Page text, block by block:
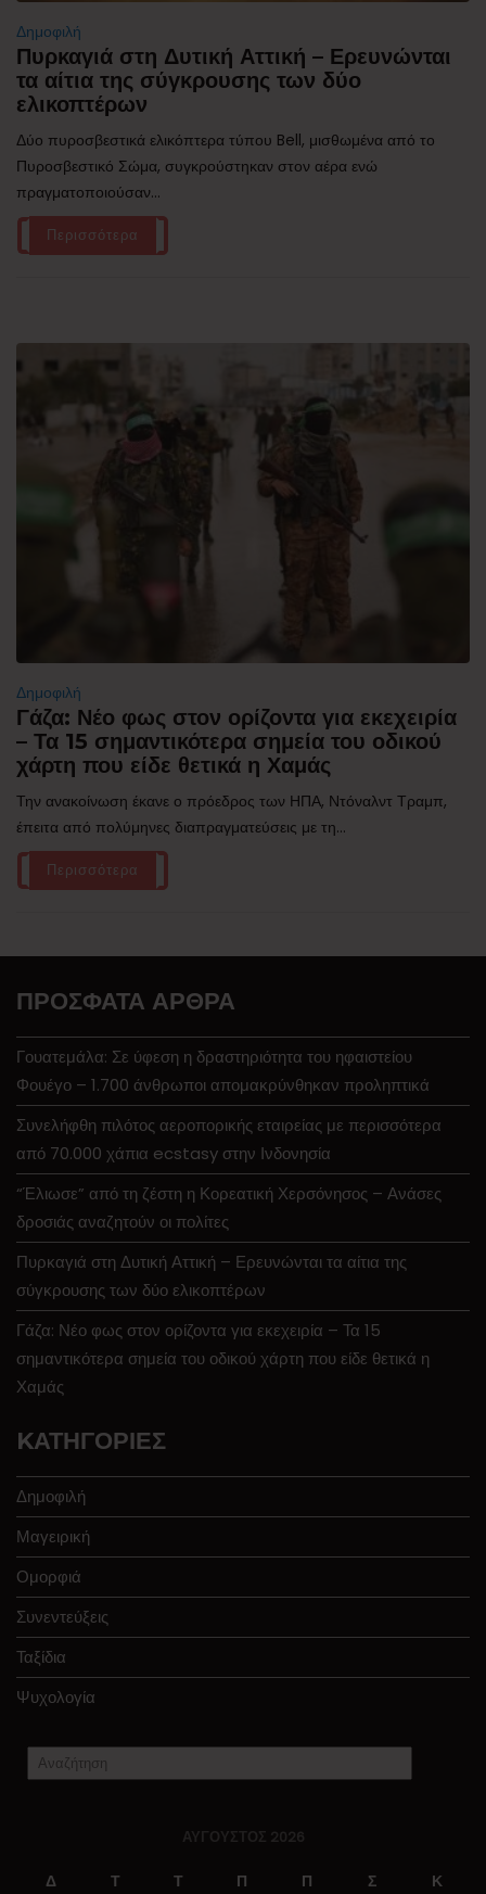
Δημοφιλή
Πυρκαγιά στη Δυτική Αττική – Ερευνώνται
τα αίτια της σύγκρουσης των δύο
ελικοπτέρων
Δύο πυροσβεστικά ελικόπτερα τύπου Bell, μισθωμένα από το
Πυροσβεστικό Σώμα, συγκρούστηκαν στον αέρα ενώ
πραγματοποιούσαν...
Περισσότερα
Δημοφιλή
Γάζα: Νέο φως στον ορίζοντα για εκεχειρία
– Τα 15 σημαντικότερα σημεία του οδικού
χάρτη που είδε θετικά η Χαμάς
Την ανακοίνωση έκανε ο πρόεδρος των ΗΠΑ, Ντόναλντ Τραμπ,
έπειτα από πολύμηνες διαπραγματεύσεις με τη...
Περισσότερα
ΠΡΌΣΦΑΤΑ ΆΡΘΡΑ
Γουατεμάλα: Σε ύφεση η δραστηριότητα του ηφαιστείου
Φουέγο – 1.700 άνθρωποι απομακρύνθηκαν προληπτικά
Συνελήφθη πιλότος αεροπορικής εταιρείας με περισσότερα
από 70.000 χάπια ecstasy στην Ινδονησία
“Έλιωσε” από τη ζέστη η Κορεατική Χερσόνησος – Ανάσες
δροσιάς αναζητούν οι πολίτες
Πυρκαγιά στη Δυτική Αττική – Ερευνώνται τα αίτια της
σύγκρουσης των δύο ελικοπτέρων
Γάζα: Νέο φως στον ορίζοντα για εκεχειρία – Τα 15
σημαντικότερα σημεία του οδικού χάρτη που είδε θετικά η
Χαμάς
KΑΤΗΓΟΡΊΕΣ
Δημοφιλή
Μαγειρική
Ομορφιά
Συνεντεύξεις
Ταξίδια
Ψυχολογία
ΑΎΓΟΥΣΤΟΣ 2026
Δ Τ Τ Π Π Σ Κ